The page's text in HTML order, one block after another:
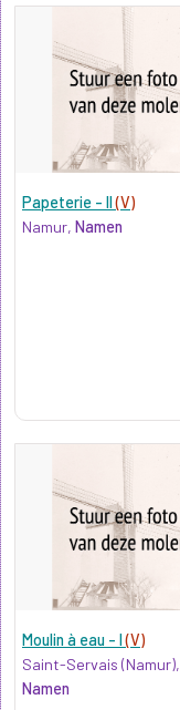
Papeterie - II(V)
Namur, Namen
Moulin à eau - I(V)
Saint-Servais (Namur),
Namen